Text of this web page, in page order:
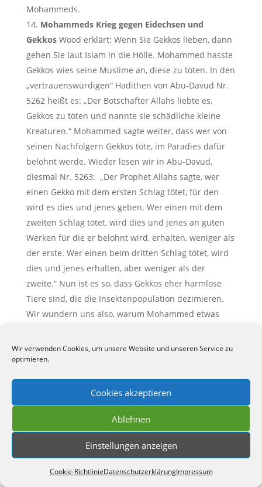
Wir verwenden Cookies, um unsere Website und unseren Service zu
optimieren.
Cookies akzeptieren
Ablehnen
Einstellungen anzeigen
Cookie-RichtlinieDatenschutzerklärungImpressum
Mohammeds.
Mohammeds Krieg gegen Eidechsen und
Gekkos Wood erklärt: Wenn Sie Gekkos lieben, dann
gehen Sie laut Islam in die Hölle. Mohammed hasste
Gekkos wies seine Muslime an, diese zu töten. In den
„vertrauenswürdigen“ Hadithen von Abu-Davud Nr.
5262 heißt es: „Der Botschafter Allahs liebte es,
Gekkos zu töten und nannte sie schädliche kleine
Kreaturen.“ Mohammed sagte weiter, dass wer von
seinen Nachfolgern Gekkos töte, im Paradies dafür
belohnt werde. Wieder lesen wir in Abu-Davud,
diesmal Nr. 5263: „Der Prophet Allahs sagte, wer
einen Gekko mit dem ersten Schlag tötet, für den
wird es dies und jenes geben. Wer einen mit dem
zweiten Schlag tötet, wird dies und jenes an guten
Werken für die er belohnt wird, erhalten, weniger als
der erste. Wer einen beim dritten Schlag tötet, wird
dies und jenes erhalten, aber weniger als der
zweite.“ Nun ist es so, dass Gekkos eher harmlose
Tiere sind, die die Insektenpopulation dezimieren.
Wir wundern uns also, warum Mohammed etwas
denn der Prophet des Islam erklärt uns genau,
warum er einen Hass auf Eidechsen hat in Al-
man Hauseidechsen/Gekkos töten solle, weil diese
das Feuer anbliesen, dem der Prophet Abraham
ausgesetzt war.“ Der Kommentator erklärt mit einer
Ergänzung: „Als Abraham ins Feuer geworfen wurde,
hieß es, dass alle Tiere versucht haben das Feuer zu